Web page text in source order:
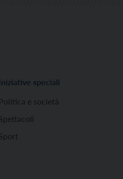
Iniziative speciali
Politica e società